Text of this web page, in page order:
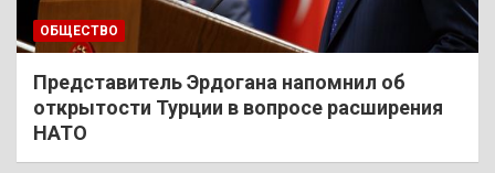
ОБЩЕСТВО
Представитель Эрдогана напомнил об
открытости Турции в вопросе расширения
НАТО